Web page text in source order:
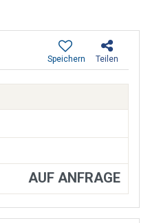
Teilen
Speichern
AUF ANFRAGE